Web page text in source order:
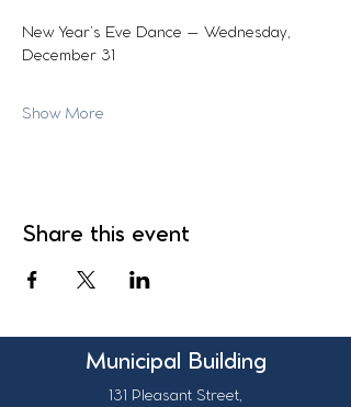
New Year’s Eve Dance – Wednesday,
December 31
Show More
Share this event
Municipal Building
131 Pleasant Street,